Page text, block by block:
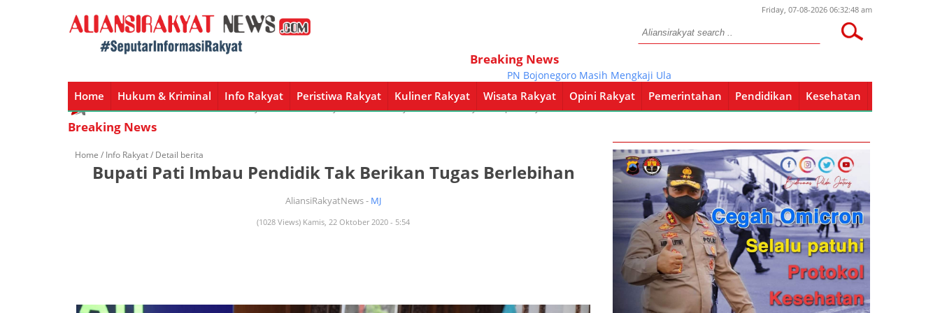
Friday, 07-08-2026 06:32:48 am
Breaking News
PN Bojonegoro Masih Mengkaji Ulang Terkait Eksekusi Klenteng Hok Swie Bio
Home Hukum & Kriminal Info Rakyat Peristiwa Rakyat Kuliner Rakyat Wisata Rakyat Opini Rakyat Pemerintahan Pendidikan Kesehatan
Home Hukum & Kriminal Info Rakyat Peristiwa Rakyat Kuliner Rakyat Wisata Rakyat Opini Rakyat Pemerintahan Pendidikan Kesehatan
Breaking News
Home / Info Rakyat/ Detail berita
Bupati Pati Imbau Pendidik Tak Berikan Tugas Berlebihan
AliansiRakyatNews - MJ
(1028 Views) Kamis, 22 Oktober 2020 - 5:54